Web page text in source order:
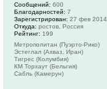
Сообщений: 600
Благодарностей: 7
Зарегистрирован: 27 фев
Откуда: ростов, Россия
Рейтинг: 199
Метрополитан (Пуэрто-Рико)
Эстеглал (Ахваз, Иран)
Тигрес (Колумбия)
КМ Торхаут (Бельгия)
Сабль (Камерун)